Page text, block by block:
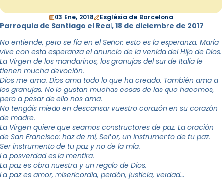
03 Ene, 2018 Església de Barcelona
Parroquia de Santiago el Real, 18 de diciembre de 2017
No entiende, pero se fía en el Señor: esto es la esperanza. María
vive con esta esperanza el anuncio de la venida del Hijo de Dios.
La Virgen de los mandarinos, los granujas del sur de Italia le
tienen mucha devoción.
Dios me ama. Dios ama todo lo que ha creado. También ama a
los granujas. No le gustan muchas cosas de las que hacemos,
pero a pesar de ello nos ama.
No tengáis miedo en descansar vuestro corazón en su corazón
de madre.
La Virgen quiere que seamos constructores de paz. La oración
de San Francisco: haz de mí, Señor, un instrumento de tu paz.
Ser instrumento de tu paz y no de la mía.
La posverdad es la mentira.
La paz es obra nuestra y un regalo de Dios.
La paz es amor, misericordia, perdón, justicia, verdad…